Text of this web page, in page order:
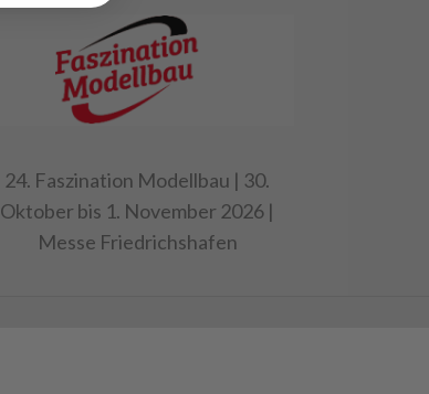
24. Faszination Modellbau | 30.
Oktober bis 1. November 2026 |
Messe Friedrichshafen